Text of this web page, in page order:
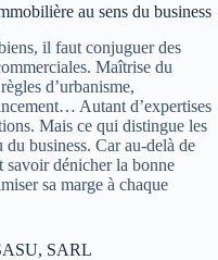
au sens du business
il faut conjuguer des
Maîtrise du
d’urbanisme,
Autant d’expertises
Mais ce qui distingue les
du business. Car au-delà de
savoir dénicher la bonne
sa marge à chaque
SARL